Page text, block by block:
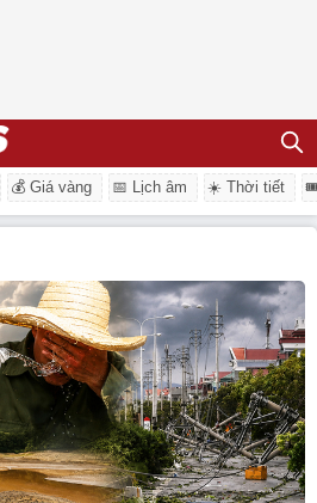
💰 Giá vàng 📅 Lịch âm ☀️ Thời tiết